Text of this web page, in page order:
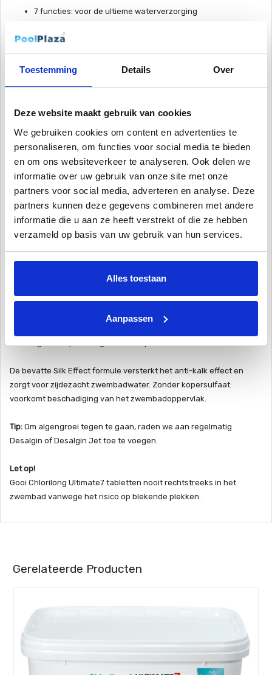
Toestemming Details Over
Deze website maakt gebruik van cookies
We gebruiken cookies om content en advertenties te
personaliseren, om functies voor social media te bieden
en om ons websiteverkeer te analyseren. Ook delen we
informatie over uw gebruik van onze site met onze
partners voor social media, adverteren en analyse. Deze
partners kunnen deze gegevens combineren met andere
informatie die u aan ze heeft verstrekt of die ze hebben
verzameld op basis van uw gebruik van hun services.
Alles toestaan
Aanpassen
7 functies: voor de ultieme waterverzorging
het filter - Stap 2: langdurige desinfectie met gelijktijdige
troebelheidsverwijdering
Silk Effect formule: versterkt het anti-kalk effect en zorgt
doseerleidingen en filters
afgebroken bij hogere watertemperaturen en in sterk
zonlicht
Niet ontvlambaar (in geconcentreerde vorm): voor meer
veiligheid tijdens transport en opslag
Bevat Clorodor Control capsule: minder chloorgeur
Chlorilong Ultimate7 bestaat uit twee fasen met 7 functies:
desinfectie, algenpreventie, troebelheidsverwijdering,
zwembadwater en schokbehandeling van filters.
De twee fasen van Chlorilong Ultimate7 hebben verschillende
minuten af en wordt afgezet op het filterbed van de zandfilter. Dit
zorgt voor een intensieve desinfectie van het filtermateriaal. Vuil
De bevatte Silk Effect formule versterkt het anti-kalk effect en
zorgt voor zijdezacht zwembadwater. Zonder kopersulfaat:
voorkomt beschadiging van het zwembadoppervlak.
Tip: Om algengroei tegen te gaan, raden we aan regelmatig
Desalgin of Desalgin Jet toe te voegen.
Let op!
Gooi Chlorilong Ultimate7 tabletten nooit rechtstreeks in het
zwembad vanwege het risico op blekende plekken.
Gerelateerde Producten